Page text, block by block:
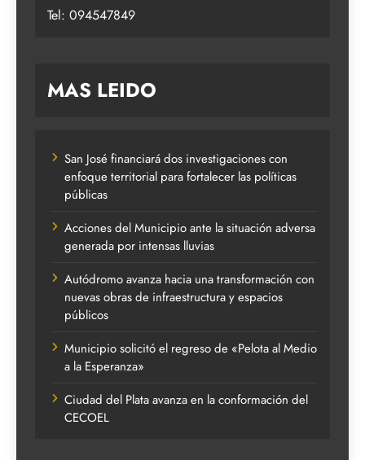
Tel: 094547849
MAS LEIDO
San José financiará dos investigaciones con
enfoque territorial para fortalecer las políticas
públicas
Acciones del Municipio ante la situación adversa
generada por intensas lluvias
Autódromo avanza hacia una transformación con
nuevas obras de infraestructura y espacios
públicos
Municipio solicitó el regreso de «Pelota al Medio
a la Esperanza»
Ciudad del Plata avanza en la conformación del
CECOEL